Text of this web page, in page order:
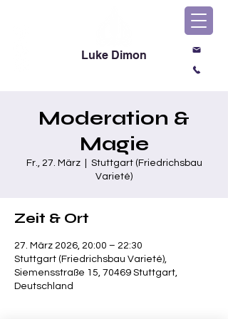
Luke Dimon
Moderation &
Magie
Fr., 27. März
  |
Stuttgart (Friedrichsbau
Varieté)
Zeit & Ort
27. März 2026, 20:00 – 22:30
Stuttgart (Friedrichsbau Varieté),
Siemensstraße 15, 70469 Stuttgart,
Deutschland